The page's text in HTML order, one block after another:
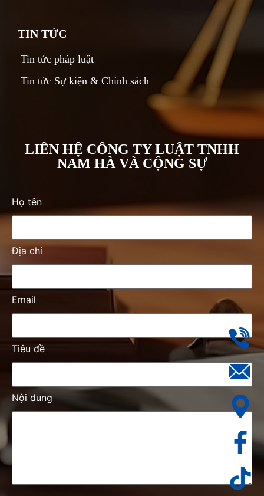
TIN TỨC
Tin tức pháp luật
Tin tức Sự kiện & Chính sách
LIÊN HỆ CÔNG TY LUẬT TNHH
NAM HÀ VÀ CỘNG SỰ
Họ tên
Địa chỉ
Email
Tiêu đề
Nội dung